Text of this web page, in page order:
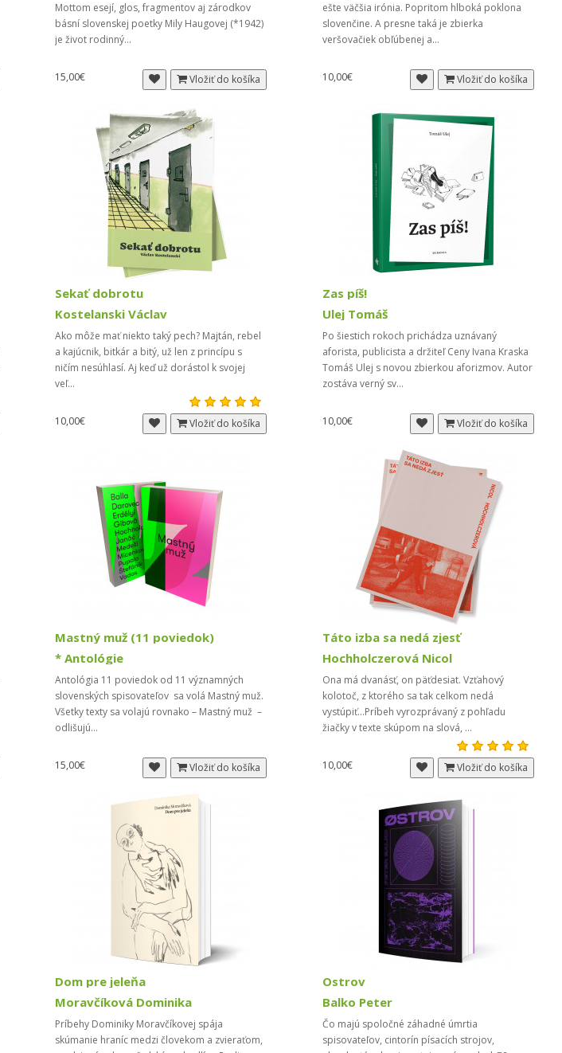
Mottom esejí, glos, fragmentov aj zárodkov
básní slovenskej poetky Mily Haugovej (*1942)
je život rodinný...
15,00€ Vložiť do košíka
ešte väčšia irónia. Popritom hlboká poklona
slovenčine. A presne taká je zbierka
veršovačiek obľúbenej a...
10,00€ Vložiť do košíka
Sekať dobrotu
Kostelanski Václav
Ako môže mať niekto taký pech? Majtán, rebel
a kajúcnik, bitkár a bitý, už len z princípu s
ničím nesúhlasí. Aj keď už dorástol k svojej
veľ...
10,00€ Vložiť do košíka
Zas píš!
Ulej Tomáš
Po šiestich rokoch prichádza uznávaný
aforista, publicista a držiteľ Ceny Ivana Kraska
Tomáš Ulej s novou zbierkou aforizmov. Autor
zostáva verný sv...
10,00€ Vložiť do košíka
Mastný muž (11 poviedok)
* Antológie
Antológia 11 poviedok od 11 významných
slovenských spisovateľov sa volá Mastný muž.
Všetky texty sa volajú rovnako – Mastný muž –
odlišujú...
15,00€ Vložiť do košíka
Táto izba sa nedá zjesť
Hochholczerová Nicol
Ona má dvanásť, on päťdesiat. Vzťahový
kolotoč, z ktorého sa tak celkom nedá
vystúpiť...Príbeh vyrozprávaný z pohľadu
žiačky v texte skúpom na slová, ...
10,00€ Vložiť do košíka
Dom pre jeleňa
Moravčíková Dominika
Príbehy Dominiky Moravčíkovej spája
skúmanie hraníc medzi človekom a zvieraťom,
Ostrov
Balko Peter
Čo majú spoločné záhadné úmrtia
spisovateľov, cintorín písacích strojov,